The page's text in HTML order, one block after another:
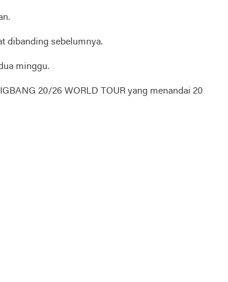
dibanding sebelumnya.
minggu.
20/26 WORLD TOUR yang menandai 20